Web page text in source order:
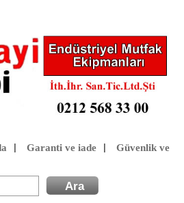
Garanti ve iade
Güvenlik ve